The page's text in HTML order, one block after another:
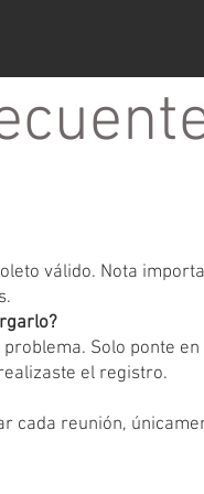
válido. Nota
Solo ponte
el registro.
cada reunión,